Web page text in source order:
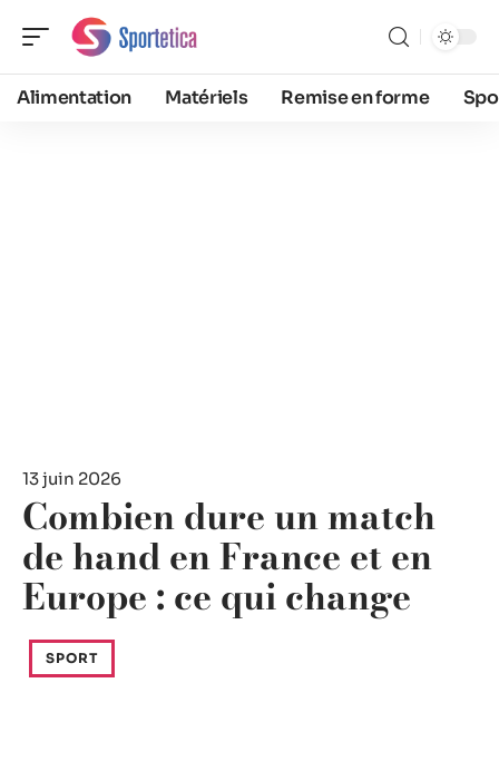
Alimentation Matériels Remise en forme
13 juin 2026
Combien dure un match
de hand en France et en
Europe : ce qui change
SPORT